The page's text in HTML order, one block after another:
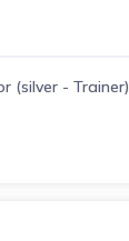
(silver - Trainer)